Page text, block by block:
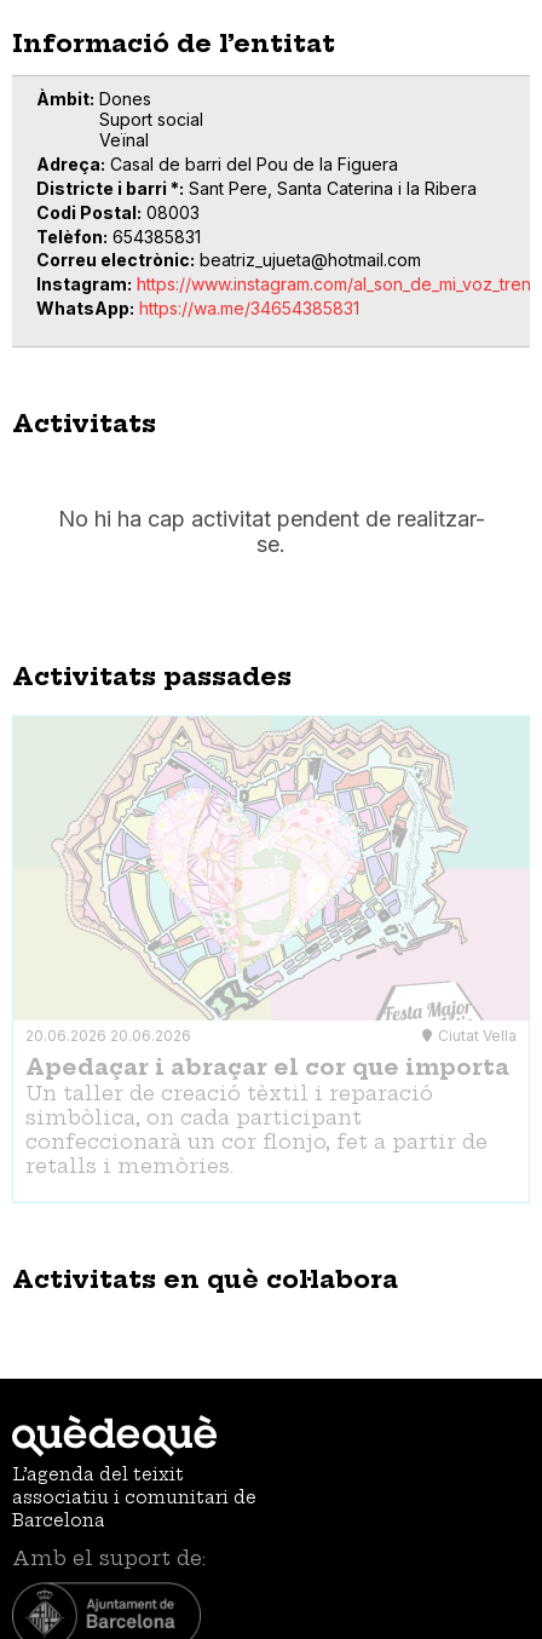
Informació de l’entitat
Àmbit Dones
Suport social
Veïnal
Adreça Casal de barri del Pou de la Figuera
Districte i barri * Sant Pere, Santa Caterina i la Ribera
Codi Postal 08003
Telèfon 654385831
Correu electrònic beatriz_ujueta@hotmail.com
Instagram https://www.instagram.com/
WhatsApp https://wa.me/34654385831
Activitats
No hi ha cap activitat pendent de realitzar-
se.
Activitats passades
20.06.2026 20.06.2026 Ciutat Vella
Apedaçar i abraçar el cor que importa
Un taller de creació tèxtil i reparació
simbòlica, on cada participant
confeccionarà un cor flonjo, fet a partir de
retalls i memòries.
Activitats en què col·labora
L’agenda del teixit
associatiu i comunitari de
Barcelona
Amb el suport de: